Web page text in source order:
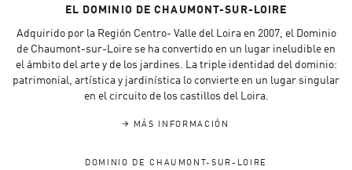
EL DOMINIO DE CHAUMONT-SUR-LOIRE
Adquirido por la Región Centro- Valle del Loira en 2007, el Dominio
de Chaumont-sur-Loire se ha convertido en un lugar ineludible en
el ámbito del arte y de los jardines. La triple identidad del dominio:
patrimonial, artística y jardinística lo convierte en un lugar singular
en el circuito de los castillos del Loira.
MÁS INFORMACIÓN
DOMINIO DE CHAUMONT-SUR-LOIRE